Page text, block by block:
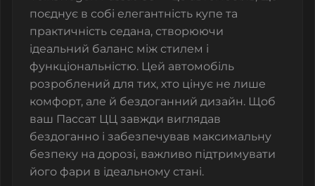
поєднує в собі елегантність купе та
практичність седана, створюючи
ідеальний баланс між стилем і
функціональністю. Цей автомобіль
розроблений для тих, хто цінує не лише
комфорт, але й бездоганний дизайн. Щоб
ваш Пассат ЦЦ завжди виглядав
бездоганно і забезпечував максимальну
безпеку на дорозі, важливо підтримувати
його фари в ідеальному стані.